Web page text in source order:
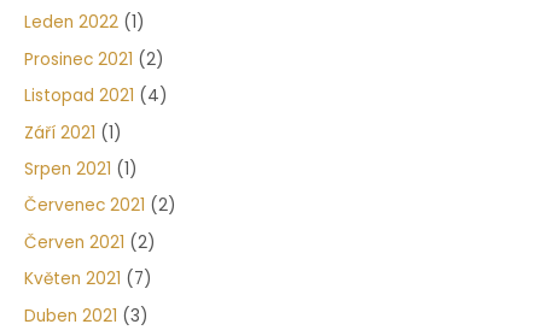
Leden 2022 (1)
Prosinec 2021 (2)
Listopad 2021 (4)
Září 2021 (1)
Srpen 2021 (1)
Červenec 2021 (2)
Červen 2021 (2)
Květen 2021 (7)
Duben 2021 (3)